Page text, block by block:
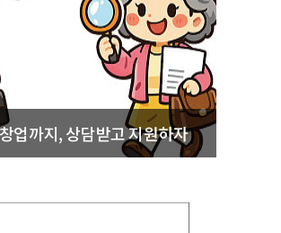
업까지, 상담받고 지원하자